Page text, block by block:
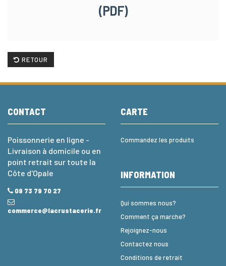
(PDF)
RETOUR
CONTACT
Poissonnerie en ligne -
Livraison à domicile ou en
point retrait sur toute la
Côte d'Opale
09 73 79 70 27
commerce@lacrustacerie.fr
CARTE
Commandez les produits
INFORMATION
Qui sommes nous?
Comment ça marche?
Rejoignez-nous
Contactez nous
Conditions de retrait